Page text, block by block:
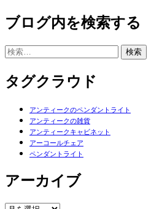
ブログ内を検索する
検
タグクラウド
アンティークのペンダントライト
アンティークの雑貨
アンティークキャビネット
アーコールチェア
ペンダントライト
アーカイブ